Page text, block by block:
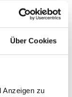
Über Cookies
Anzeigen zu
Tier genügend
Therapien
Sie gerne